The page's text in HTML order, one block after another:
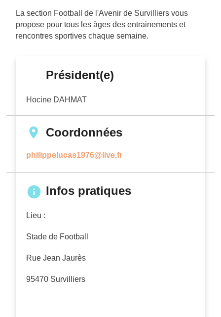
La section Football de l'Avenir de Survilliers vous
propose pour tous les âges des entrainements et
rencontres sportives chaque semaine.
Président(e)
Hocine DAHMAT
Coordonnées
philippelucas1976@live.fr
Infos pratiques
Lieu :
Stade de Football
Rue Jean Jaurès
95470 Survilliers